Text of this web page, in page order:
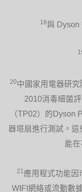
18與 Dyson
20中國家用電器研
2010消毒細菌
（TP02）的Dyson
器塔扇進行測試。
能
21 應用程式功能因
WIFI網絡或流動數